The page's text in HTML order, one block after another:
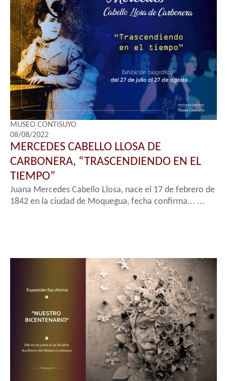
MUSEO CONTISUYO
08/08/2022
MERCEDES CABELLO LLOSA DE
CARBONERA, “TRASCENDIENDO EN EL
TIEMPO”
Juana Mercedes Cabello Llosa, nace el 17 de febrero de
1842 en la ciudad de Moquegua, fecha confirma... ...